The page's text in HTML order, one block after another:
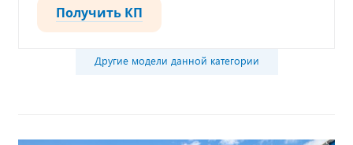
Получить КП
Другие модели данной категории